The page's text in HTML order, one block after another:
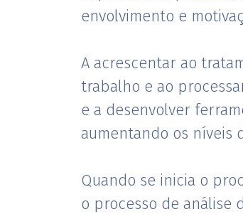
envolvimento e
A acrescentar ao
trabalho e ao
e a desenvolver
aumentando os níveis
Quando se inicia o
o processo de análise